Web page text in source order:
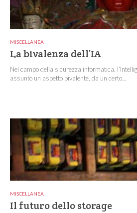
MISCELLANEA
La bivalenza dell’IA
Nel campo della sicurezza informatica,
assunto un aspetto bivalente, da un certo...
MISCELLANEA
Il futuro dello storage